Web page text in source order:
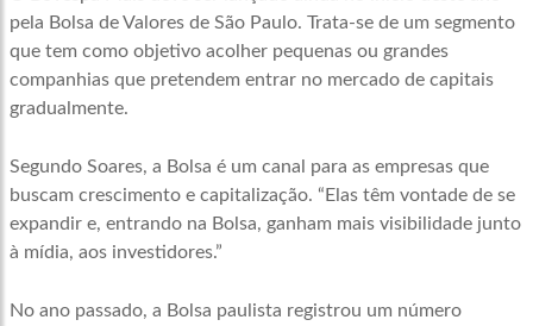
pela Bolsa de Valores de São Paulo. Trata-se de um segmento
que tem como objetivo acolher pequenas ou grandes
companhias que pretendem entrar no mercado de capitais
gradualmente.
Segundo Soares, a Bolsa é um canal para as empresas que
buscam crescimento e capitalização. “Elas têm vontade de se
expandir e, entrando na Bolsa, ganham mais visibilidade junto
à mídia, aos investidores.”
No ano passado, a Bolsa paulista registrou um número